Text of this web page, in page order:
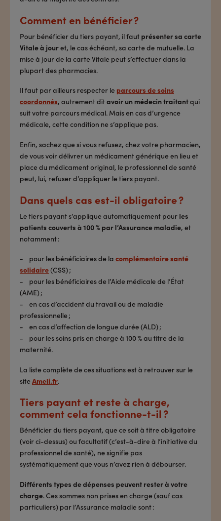
Comment en bénéficier ?
Pour bénéficier du tiers payant, il faut présenter sa carte
Vitale à jouret, le cas échéant, sa carte de mutuelle. La
mise à jour de la carte Vitale peut s’effectuer dans la
plupart des pharmacies.
Il faut par ailleurs respecter le parcours de soins
coordonnés, autrement ditavoir un médecin traitantqui
suit votre parcours médical. Mais en cas d’urgence
médicale, cette condition ne s’applique pas.
Enfin, sachez que si vous refusez, chez votre pharmacien,
de vous voir délivrer un médicament générique en lieu et
place du médicament original, le professionnel de santé
peut, lui, refuser d’appliquer le tiers payant.
Dans quels cas est-il obligatoire ?
Le tiers payant s’applique automatiquement pour les
patients couverts à 100 % par l’Assurance maladie, et
notamment :
- pour les bénéficiaires de la complémentaire santé
solidaire(CSS) ;
- pour les bénéficiaires de l’Aide médicale de l’État
(AME) ;
- en cas d’accident du travail ou de maladie
professionnelle ;
- en cas d’affection de longue durée (ALD) ;
- pour les soins pris en charge à 100 % au titre de la
maternité.
La liste complète de ces situations est à retrouver sur le
siteAmeli.fr.
Tiers payant et reste à charge,
comment cela fonctionne-t-il ?
Bénéficier du tiers payant, que ce soit à titre obligatoire
(voir ci-dessus) ou facultatif (c’est-à-dire à l’initiative du
professionnel de santé), ne signifie pas
systématiquement que vous n’avez rien à débourser.
Différents types de dépenses peuvent rester à votre
charge. Ces sommes non prises en charge (sauf cas
particuliers) par l’Assurance maladie sont :